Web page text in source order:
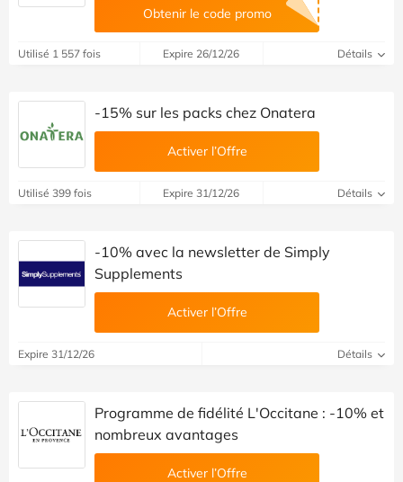
Obtenir le code promo
Utilisé 1 557 fois Expire 26/12/26 Détails
-15% sur les packs chez Onatera
Activer l’Offre
Utilisé 399 fois Expire 31/12/26 Détails
-10% avec la newsletter de Simply
Supplements
Activer l’Offre
Expire 31/12/26 Détails
Programme de fidélité L'Occitane : -10% et
nombreux avantages
Activer l’Offre